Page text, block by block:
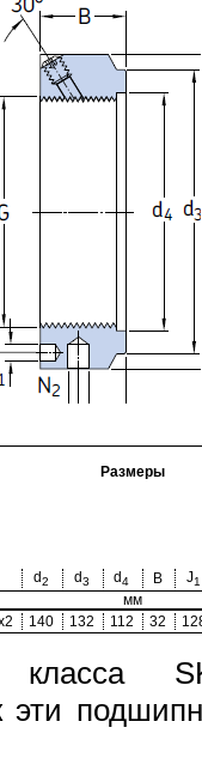
Размеры
d2 d3 d4 B J1
мм
140 132 112 32
класса
эти